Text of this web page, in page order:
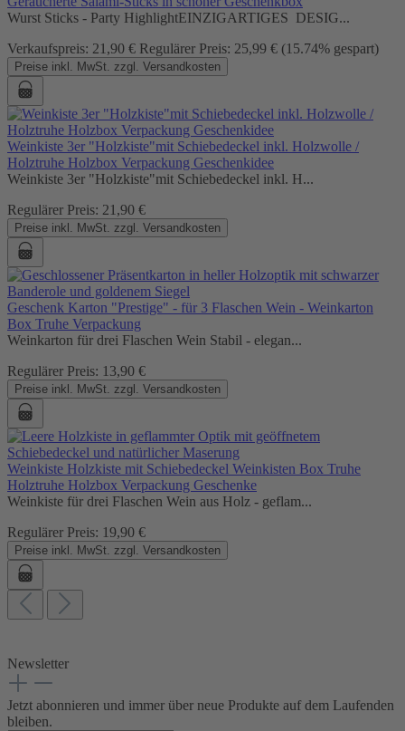
Wurst Sticks - Party HighlightEINZIGARTIGES DESIG...
Verkaufspreis: 21,90 € Regulärer Preis: 25,99 € (15.74% gespart)
Preise inkl. MwSt. zzgl. Versandkosten
Weinkiste 3er "Holzkiste"mit Schiebedeckel inkl. Holzwolle /
Holztruhe Holzbox Verpackung Geschenkidee
Weinkiste 3er "Holzkiste"mit Schiebedeckel inkl. H...
Regulärer Preis: 21,90 €
Preise inkl. MwSt. zzgl. Versandkosten
Geschenk Karton "Prestige" - für 3 Flaschen Wein - Weinkarton
Box Truhe Verpackung
Weinkarton für drei Flaschen Wein Stabil - elegan...
Regulärer Preis: 13,90 €
Preise inkl. MwSt. zzgl. Versandkosten
Weinkiste Holzkiste mit Schiebedeckel Weinkisten Box Truhe
Holztruhe Holzbox Verpackung Geschenke
Weinkiste für drei Flaschen Wein aus Holz - geflam...
Regulärer Preis: 19,90 €
Preise inkl. MwSt. zzgl. Versandkosten
Newsletter
Jetzt abonnieren und immer über neue Produkte auf dem Laufenden
bleiben.